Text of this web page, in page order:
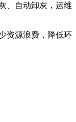
、自动卸灰，运维
资源浪费，降低环